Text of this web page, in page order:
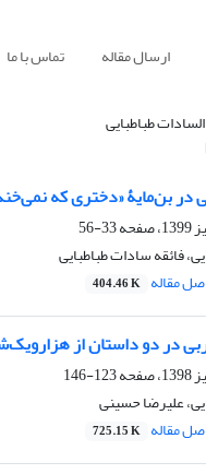
ارسال مقاله تماس با ما
طباطبایی
بن‌مایۀ «دختری که
33-56
فائقه سادات طباطبایی
مقاله 404.46 K
در دو داستان از
123-146
علیرضا حسینی
مقاله 725.15 K